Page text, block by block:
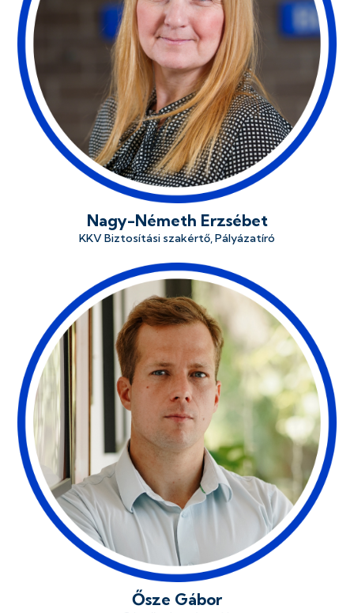
Nagy-Németh Erzsébet
KKV Biztosítási szakértő, Pályázatíró
Ősze Gábor